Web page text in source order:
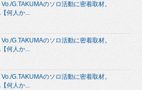
G.TAKUMAのソロ活動に密着取材。
何人か...
G.TAKUMAのソロ活動に密着取材。
何人か...
G.TAKUMAのソロ活動に密着取材。
何人か...